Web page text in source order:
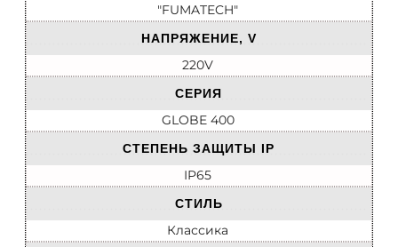
"FUMATECH"
НАПРЯЖЕНИЕ, V
220V
СЕРИЯ
GLOBE 400
СТЕПЕНЬ ЗАЩИТЫ IP
IP65
СТИЛЬ
Классика